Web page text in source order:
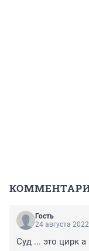
Гость
24 августа
Суд ... это цирк а